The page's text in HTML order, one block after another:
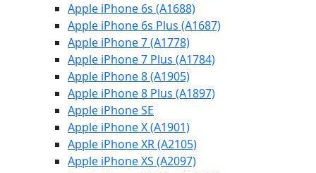
Apple iPhone 6s (A1688)
Apple iPhone 6s Plus (A1687)
Apple iPhone 7 (A1778)
Apple iPhone 7 Plus (A1784)
Apple iPhone 8 (A1905)
Apple iPhone 8 Plus (A1897)
Apple iPhone SE
Apple iPhone X (A1901)
Apple iPhone XR (A2105)
Apple iPhone XS (A2097)